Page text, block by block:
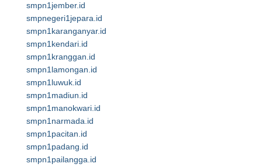
smpn1jember.id
smpnegeri1jepara.id
smpn1karanganyar.id
smpn1kendari.id
smpn1kranggan.id
smpn1lamongan.id
smpn1luwuk.id
smpn1madiun.id
smpn1manokwari.id
smpn1narmada.id
smpn1pacitan.id
smpn1padang.id
smpn1pailangga.id